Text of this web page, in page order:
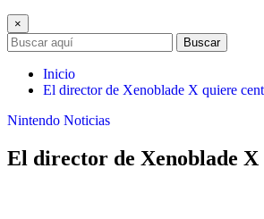
×
Buscar
Inicio
El director de Xenoblade X quiere
Nintendo Noticias
El director de Xenoblade